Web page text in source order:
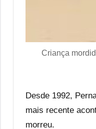
Criança
Desde 1992,
mais recente
morreu.